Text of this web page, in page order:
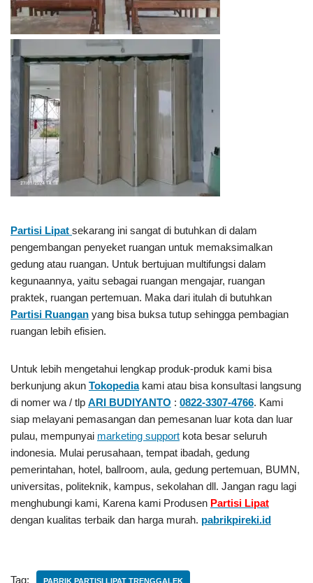
Partisi Lipat sekarang ini sangat di butuhkan di dalam
pengembangan penyeket ruangan untuk memaksimalkan
gedung atau ruangan. Untuk bertujuan multifungsi dalam
kegunaannya, yaitu sebagai ruangan mengajar, ruangan
praktek, ruangan pertemuan. Maka dari itulah di butuhkan
Partisi Ruangan yang bisa buksa tutup sehingga pembagian
ruangan lebih efisien.
Untuk lebih mengetahui lengkap produk-produk kami bisa
berkunjung akun Tokopediakami atau bisa konsultasi langsung
di nomer wa / tlp ARI BUDIYANTO : 0822-3307-4766. Kami
siap melayani pemasangan dan pemesanan luar kota dan luar
pulau, mempunyai marketing support kota besar seluruh
indonesia. Mulai perusahaan, tempat ibadah, gedung
pemerintahan, hotel, ballroom, aula, gedung pertemuan, BUMN,
universitas, politeknik, kampus, sekolahan dll. Jangan ragu lagi
menghubungi kami, Karena kami Produsen Partisi Lipat
dengan kualitas terbaik dan harga murah. pabrikpireki.id
Tag: PABRIK PARTISI LIPAT TRENGGALEK